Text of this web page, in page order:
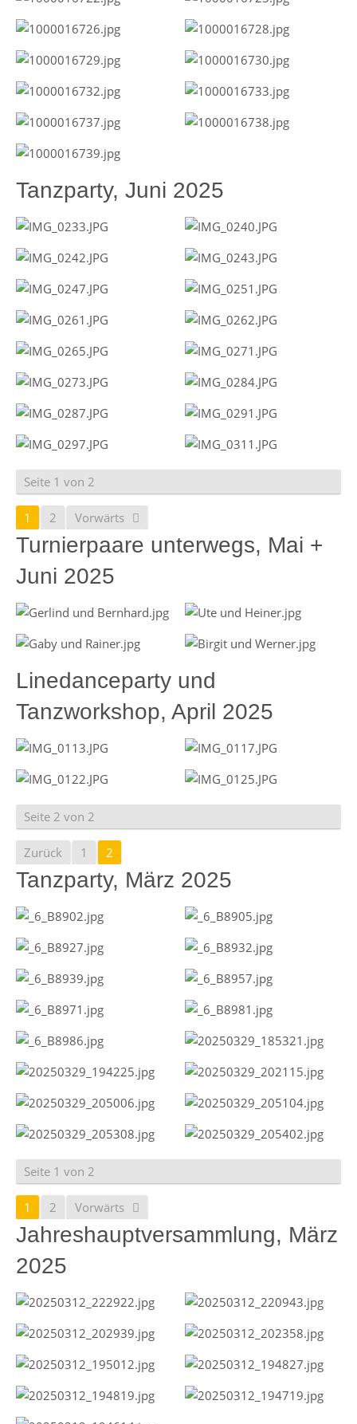
Tanzparty, Juni 2025
Seite 1 von 2
1 2 Vorwärts
Turnierpaare unterwegs, Mai +
Juni 2025
Linedanceparty und
Tanzworkshop, April 2025
Seite 2 von 2
Zurück 1 2
Tanzparty, März 2025
Seite 1 von 2
1 2 Vorwärts
Jahreshauptversammlung, März
2025